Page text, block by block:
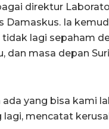
direktur
Damaskus. Ia
lagi sepaham
dan masa depan
yang bisa kami
mencatat